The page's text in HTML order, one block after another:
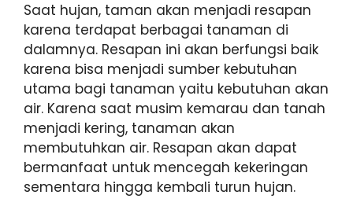
Saat hujan, taman akan menjadi resapan
karena terdapat berbagai tanaman di
dalamnya. Resapan ini akan berfungsi baik
karena bisa menjadi sumber kebutuhan
utama bagi tanaman yaitu kebutuhan akan
air. Karena saat musim kemarau dan tanah
menjadi kering, tanaman akan
membutuhkan air. Resapan akan dapat
bermanfaat untuk mencegah kekeringan
sementara hingga kembali turun hujan.